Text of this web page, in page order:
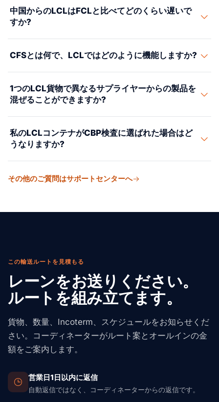
の貨物が15CBM未満、新製品を試験中、または完全なコ
ンテナを埋めることができない場合、LCLが適切な選択
たりで価格設定されており、いずれか高い方です
（W/M）。標準式：1CBM = 1トンの運賃。CBM当たりの
海運料に加えて、CFS取扱料、文書料、関税料がありま
す。
中国からのLCLはFCLと比べてどのくらい遅いで
すか?
約5–10日追加します。追加時間は、原地でのCFS処理
（積み込み前2–5日）、統合、目的地CFSでの分割（到着
後2–5日）から生じます。
CFSとは何で、LCLではどのように機能しますか?
取られ、原地でコンテナに統合され、目的地で分割され
る倉庫です。中国の原地CFS：あなたの商品は受け取ら
れ、検査され、他の出荷者の貨物との共有コンテナに積
み込まれます。
1つのLCL貨物で異なるサプライヤーからの製品を
混ぜることができますか?
つの貨物に混載するのに適しています。当社はバイヤー
ズコンソリデーションを提供します。中国にいるお客様
のエージェントが複数の工場から貨物を集荷し、パート
ナーCFSに納品し、そこで貨物が1つのHBLの下に混載さ
れます。これにより、サプライヤーごとに個別のLCL貨
す。ただし、各製品ラインは依然として正しいHTSコー
私のLCLコンテナがCBP検査に選ばれた場合はど
うなりますか?
合、そのコンテナ内のすべての貨物が影響を受けます。
その他のご質問はサポートセンターへ
この輸送ルートを見積もる
レーンをお送りください。
ルートを組み立てます。
貨物、数量、Incoterm、スケジュールをお知らせくだ
さい。コーディネーターがルート案とオールインの金
額をご案内します。
営業日1日以内に返信
自動返信ではなく、コーディネーターからの返信です。